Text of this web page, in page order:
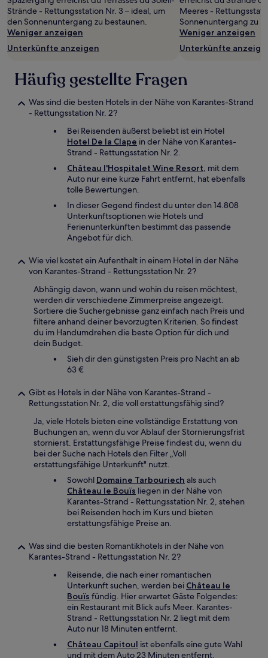
ändern.
Es
können
zusätzliche
Bedingungen
Strände - Rettungsstation Nr. 3 – ideal, um
den Sonnenuntergang zu bestaunen.
Weniger anzeigen
Unterkünfte anzeigen
Meeres -
Sonnenuntergang zu
Weniger anzeigen
Unterkünfte
Häufig gestellte Fragen
Was sind die besten Hotels in der Nähe von Karantes-Strand
- Rettungsstation Nr. 2?
Bei Reisenden äußerst beliebt ist ein Hotel
Hotel De la Clape in der Nähe von Karantes-
Strand - Rettungsstation Nr. 2.
Château l'Hospitalet Wine Resort, mit dem
Auto nur eine kurze Fahrt entfernt, hat ebenfalls
tolle Bewertungen.
In dieser Gegend findest du unter den 14.808
Unterkunftsoptionen wie Hotels und
Ferienunterkünften bestimmt das passende
Angebot für dich.
Wie viel kostet ein Aufenthalt in einem Hotel in der Nähe
von Karantes-Strand - Rettungsstation Nr. 2?
Abhängig davon, wann und wohin du reisen möchtest,
werden dir verschiedene Zimmerpreise angezeigt.
Sortiere die Suchergebnisse ganz einfach nach Preis und
filtere anhand deiner bevorzugten Kriterien. So findest
du im Handumdrehen die beste Option für dich und
dein Budget.
Sieh dir den günstigsten Preis pro Nacht an ab
63 €
Gibt es Hotels in der Nähe von Karantes-Strand -
Rettungsstation Nr. 2, die voll erstattungsfähig sind?
Ja, viele Hotels bieten eine vollständige Erstattung von
Buchungen an, wenn du vor Ablauf der Stornierungsfrist
stornierst. Erstattungsfähige Preise findest du, wenn du
bei der Suche nach Hotels den Filter „Voll
erstattungsfähige Unterkunft" nutzt.
Sowohl Domaine Tarbouriech als auch
Château le Bouïs liegen in der Nähe von
Karantes-Strand - Rettungsstation Nr. 2, stehen
bei Reisenden hoch im Kurs und bieten
erstattungsfähige Preise an.
Was sind die besten Romantikhotels in der Nähe von
Karantes-Strand - Rettungsstation Nr. 2?
Reisende, die nach einer romantischen
Unterkunft suchen, werden bei Château le
Bouïs fündig. Hier erwartet Gäste Folgendes:
ein Restaurant mit Blick aufs Meer. Karantes-
Strand - Rettungsstation Nr. 2 liegt mit dem
Auto nur 18 Minuten entfernt.
Château Capitoul ist ebenfalls eine gute Wahl
und mit dem Auto 23 Minuten entfernt.